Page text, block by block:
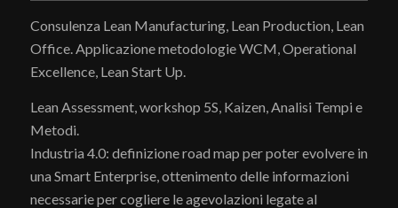
Consulenza Lean Manufacturing, Lean Production, Lean
Office. Applicazione metodologie WCM, Operational
Excellence, Lean Start Up.
Lean Assessment, workshop 5S, Kaizen, Analisi Tempi e
Metodi.
Industria 4.0: definizione road map per poter evolvere in
una Smart Enterprise, ottenimento delle informazioni
necessarie per cogliere le agevolazioni legate al